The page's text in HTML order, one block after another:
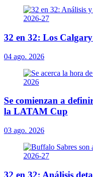
32 en 32: Los
04 ago. 2026
Se comienzan a
la LATAM Cup
03 ago. 2026
32 en 32: Análisis